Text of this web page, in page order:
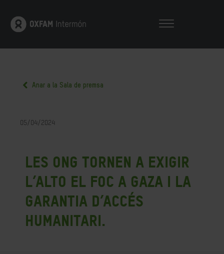
Anar a la Sala de premsa
05/04/2024
Les ONG tornen a exigir
l’alto el foc a Gaza i la
garantia d’accés
humanitari.